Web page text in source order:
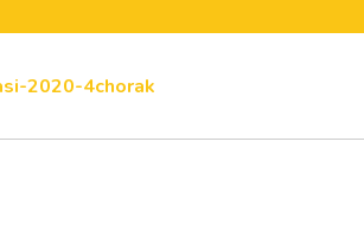
2020-4chorak